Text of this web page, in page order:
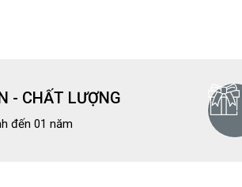
- CHẤT LƯỢNG
đến 01 năm